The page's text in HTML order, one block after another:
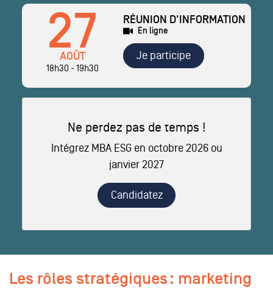
27
AOÛT
18h30 - 19h30
RÉUNION D'INFORMATION
En ligne
Je participe
Ne perdez pas de temps !
Intégrez MBA ESG en octobre 2026 ou
janvier 2027
Candidatez
Les rôles stratégiques : marketing